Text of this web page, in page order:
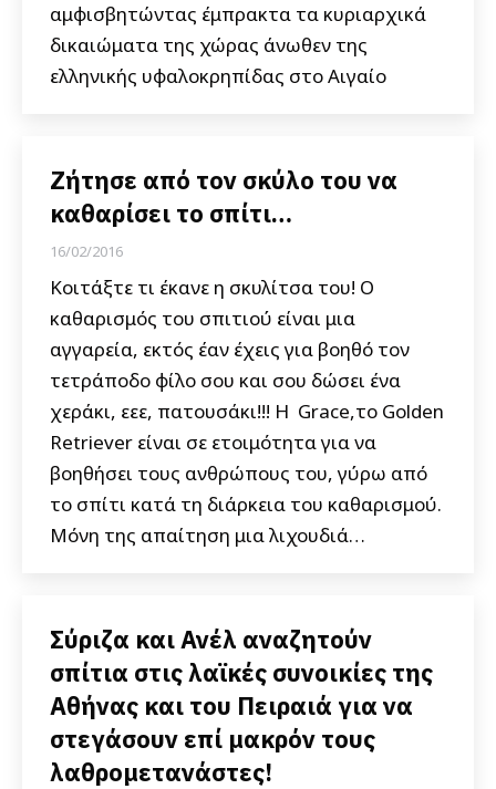
αμφισβητώντας έμπρακτα τα κυριαρχικά
δικαιώματα της χώρας άνωθεν της
ελληνικής υφαλοκρηπίδας στο Αιγαίο
Ζήτησε από τον σκύλο του να
καθαρίσει το σπίτι…
16/02/2016
Κοιτάξτε τι έκανε η σκυλίτσα του! Ο
καθαρισμός του σπιτιού είναι μια
αγγαρεία, εκτός έαν έχεις για βοηθό τον
τετράποδο φίλο σου και σου δώσει ένα
χεράκι, εεε, πατουσάκι!!! Η Grace,το Golden
Retriever είναι σε ετοιμότητα για να
βοηθήσει τους ανθρώπους του, γύρω από
το σπίτι κατά τη διάρκεια του καθαρισμού.
Μόνη της απαίτηση μια λιχουδιά…
Σύριζα και Ανέλ αναζητούν
σπίτια στις λαϊκές συνοικίες της
Αθήνας και του Πειραιά για να
στεγάσουν επί μακρόν τους
λαθρομετανάστες!